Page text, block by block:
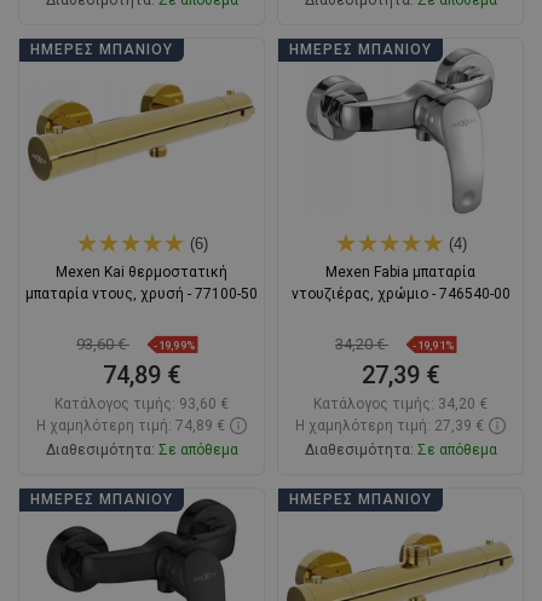
Στο καλάθι
favorite_border Αγαπημένα
Στο καλάθι
favorite_border Αγαπημένα
Σύγκριση
ΗΜΈΡΕΣ ΜΠΆΝΙΟΥ
(6)
Mexen Kai θερμοστατική
μπαταρία ντους, χρυσή - 77100-50
93,60 € -19,99%
74,89 €
Κατάλογος τιμής: 93,60 €
Η χαμηλότερη τιμή: 74,89 €
Διαθεσιμότητα: Σε απόθεμα
Στο καλάθι
favorite_border Αγαπημένα
Σύγκριση
ΗΜΈΡΕΣ ΜΠΆΝΙΟΥ
(4)
Mexen Fabia μπαταρία
ντουζιέρας, χρώμιο - 746540-00
34,20 € -19,91%
27,39 €
Κατάλογος τιμής: 34,20 €
Η χαμηλότερη τιμή: 27,39 €
Διαθεσιμότητα: Σε απόθεμα
Στο καλάθι
favorite_border Αγαπημένα
ΗΜΈΡΕΣ ΜΠΆΝΙΟΥ ΗΜΈΡΕΣ ΜΠΆΝΙΟΥ